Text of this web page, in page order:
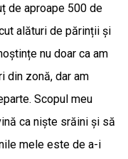
de aproape 500 de
alături de părinții și
nu doar ca am
din zonă, dar am
Scopul meu
ca niște srăini și să
mele este de a-i